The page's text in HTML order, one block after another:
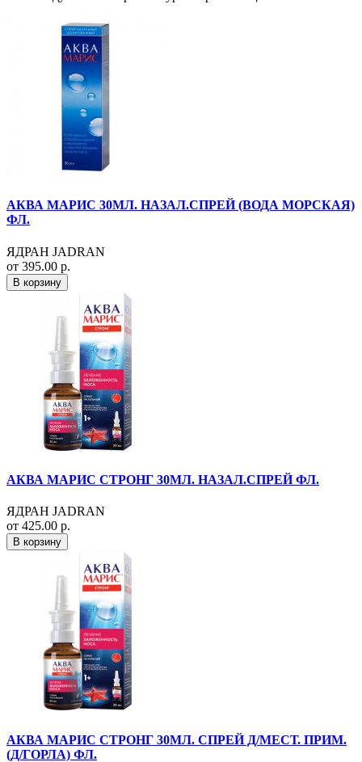
АКВА МАРИС 30МЛ. НАЗАЛ.СПРЕЙ (ВОДА МОРСКАЯ)
ФЛ.
ЯДРАН JADRAN
от 395.00 р.
В корзину
АКВА МАРИС СТРОНГ 30МЛ. НАЗАЛ.СПРЕЙ ФЛ.
ЯДРАН JADRAN
от 425.00 р.
В корзину
АКВА МАРИС СТРОНГ 30МЛ. СПРЕЙ Д/МЕСТ. ПРИМ.
(Д/ГОРЛА) ФЛ.